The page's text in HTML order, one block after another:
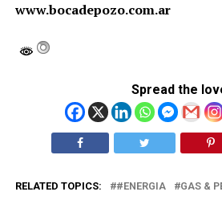
www.bocadepozo.com.ar
Spread the
RELATED TOPICS: #ENERGIA GAS &